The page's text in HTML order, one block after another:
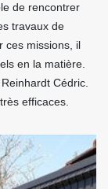
de rencontrer
travaux de
ces missions, il
en la matière.
Cédric.
efficaces.